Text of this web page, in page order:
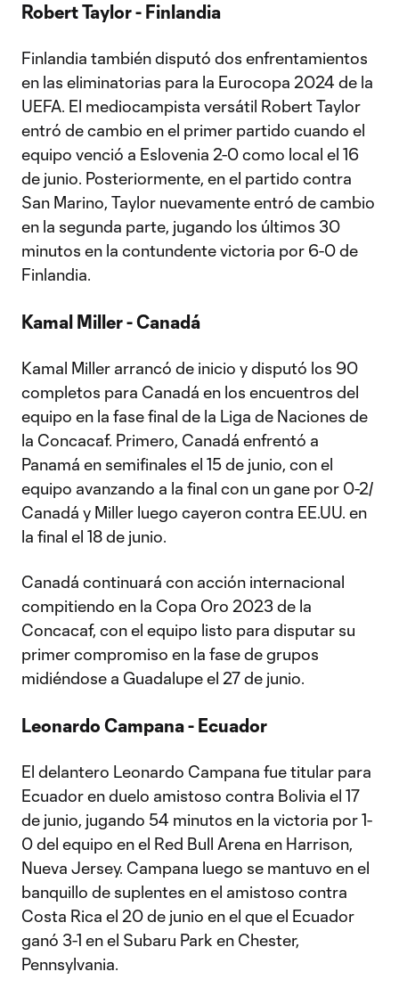
Robert Taylor - Finlandia
Finlandia también disputó dos enfrentamientos
en las eliminatorias para la Eurocopa 2024 de la
UEFA. El mediocampista versátil Robert Taylor
entró de cambio en el primer partido cuando el
equipo venció a Eslovenia 2-0 como local el 16
de junio. Posteriormente, en el partido contra
San Marino, Taylor nuevamente entró de cambio
en la segunda parte, jugando los últimos 30
minutos en la contundente victoria por 6-0 de
Finlandia.
Kamal Miller - Canadá
Kamal Miller arrancó de inicio y disputó los 90
completos para Canadá en los encuentros del
equipo en la fase final de la Liga de Naciones de
la Concacaf. Primero, Canadá enfrentó a
Panamá en semifinales el 15 de junio, con el
equipo avanzando a la final con un gane por 0-2/
Canadá y Miller luego cayeron contra EE.UU. en
la final el 18 de junio.
Canadá continuará con acción internacional
compitiendo en la Copa Oro 2023 de la
Concacaf, con el equipo listo para disputar su
primer compromiso en la fase de grupos
midiéndose a Guadalupe el 27 de junio.
Leonardo Campana - Ecuador
El delantero Leonardo Campana fue titular para
Ecuador en duelo amistoso contra Bolivia el 17
de junio, jugando 54 minutos en la victoria por 1-
0 del equipo en el Red Bull Arena en Harrison,
Nueva Jersey. Campana luego se mantuvo en el
banquillo de suplentes en el amistoso contra
Costa Rica el 20 de junio en el que el Ecuador
ganó 3-1 en el Subaru Park en Chester,
Pennsylvania.